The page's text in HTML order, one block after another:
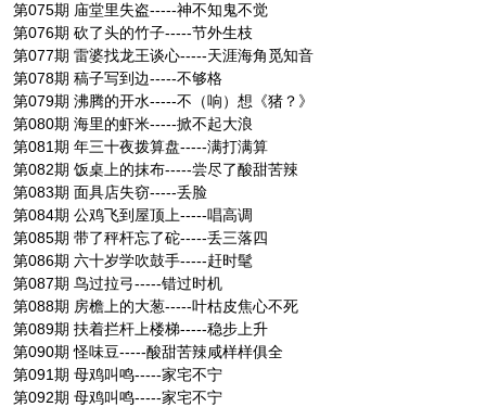
第075期 庙堂里失盗-----神不知鬼不觉
第076期 砍了头的竹子-----节外生枝
第077期 雷婆找龙王谈心-----天涯海角觅知音
第078期 稿子写到边-----不够格
第079期 沸腾的开水-----不（响）想《猪？》
第080期 海里的虾米-----掀不起大浪
第081期 年三十夜拨算盘-----满打满算
第082期 饭桌上的抹布-----尝尽了酸甜苦辣
第083期 面具店失窃-----丢脸
第084期 公鸡飞到屋顶上-----唱高调
第085期 带了秤杆忘了砣-----丢三落四
第086期 六十岁学吹鼓手-----赶时髦
第087期 鸟过拉弓-----错过时机
第088期 房檐上的大葱-----叶枯皮焦心不死
第089期 扶着拦杆上楼梯-----稳步上升
第090期 怪味豆-----酸甜苦辣咸样样俱全
第091期 母鸡叫鸣-----家宅不宁
第092期 母鸡叫鸣-----家宅不宁